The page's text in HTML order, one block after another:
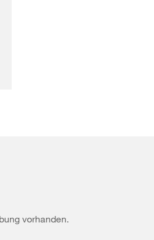
vorhanden.